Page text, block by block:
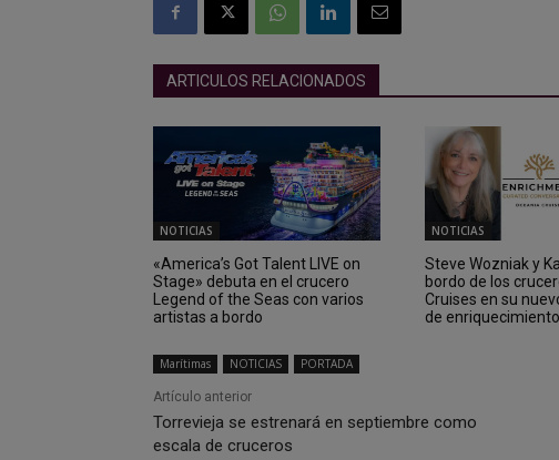
ARTICULOS RELACIONADOS
NOTICIAS
«America’s Got Talent LIVE on
Stage» debuta en el crucero
Legend of the Seas con varios
artistas a bordo
NOTICIAS
Steve Wozniak y
bordo de los
Cruises en su
de enriquecimiento
Marítimas NOTICIAS PORTADA
Artículo anterior
Torrevieja se estrenará en septiembre como
escala de cruceros